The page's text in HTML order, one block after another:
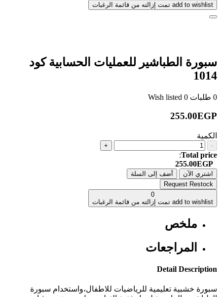
add to wishlist تمت إزالته من قائمة الرغبات
سبورة الطباشير للعمليات الحسابية كود
1014
0 طلبات 0
255.00EGP
الكمية
-
+
Total price
:
255.00EGP
اشتري الآن
أضف إلى السلة
Request Restock
0
add to wishlist تمت إزالته من قائمة الرغبات
ملخص
المراجعات
Detail Description
سبورة خشبية تعليمية للرياضيات للاطفال،واستخدام سبورة